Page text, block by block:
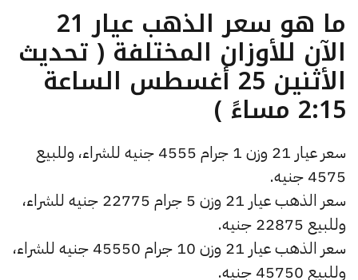
ما هو سعر الذهب عيار 21
الآن للأوزان المختلفة ( تحديث
الأثنين 25 أغسطس الساعة
2:15 مساءً )
سعر عيار 21 وزن 1 جرام 4555 جنيه للشراء، وللبيع
4575 جنيه.
سعر الذهب عيار 21 وزن 5 جرام 22775 جنيه للشراء،
وللبيع 22875 جنيه.
سعر الذهب عيار 21 وزن 10 جرام 45550 جنيه للشراء،
وللبيع 45750 جنيه.